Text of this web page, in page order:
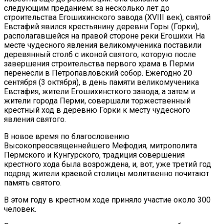
следующим преданием: за несколько лет до
строительства Егошихинского завода (XVIII век), святой
Евстафий явился крестьянину деревни Горы (Горки),
располагавшейся на правой стороне реки Егошихи. На
месте чудесного явления великомученика поставили
деревянный столб с иконой святого, которую после
завершения строительства первого храма в Перми
перенесли в Петропавловский собор. Ежегодно 20
сентября (3 октября), в день памяти великомученика
Евстафия, жители Егошихинсткого завода, а затем и
жители города Перми, совершали торжественный
крестный ход в деревню Горки к месту чудесного
явления святого.
В новое время по благословению
Высокопреосвященнейшего Мефодия, митрополита
Пермского и Кунгурского, традиция совершения
крестного хода была возрождена, и, вот, уже третий год
подряд жители краевой столицы молитвенно почитают
память святого.
В этом году в крестном ходе приняло участие около 300
человек.